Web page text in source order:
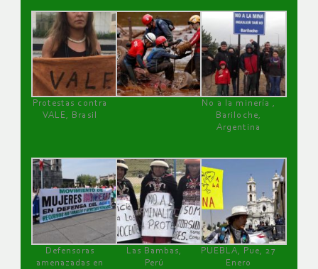
Protestas contra
VALE, Brasil
No a la minería ,
Bariloche,
Argentina
Defensoras
amenazadas en
Las Bambas,
Perú
PUEBLA, Pue, 27
Enero